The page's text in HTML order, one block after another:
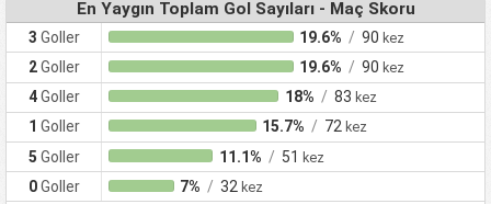
En Yaygın Toplam Gol Sayıları - Maç Skoru
3 Goller 19.6% / 90kez
2Goller 19.6% / 90kez
4Goller 18% / 83kez
1 Goller 15.7% / 72kez
5 Goller 11.1% / 51kez
0Goller 7% / 32kez